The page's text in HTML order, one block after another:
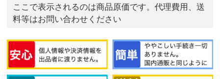
ここで表示されるのは商品原価です。代理費用、送
料等はお問い合わせください